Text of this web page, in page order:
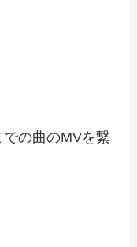
の曲のMVを繋